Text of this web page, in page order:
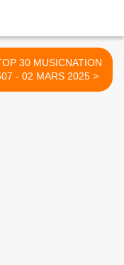
30 MUSICNATION
N°507 - 02 MARS 2025 >